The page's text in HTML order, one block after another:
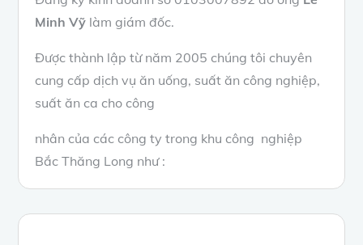
Minh Vỹ làm giám đốc.
Được thành lập từ năm 2005 chúng tôi chuyên
cung cấp dịch vụ ăn uống, suất ăn công nghiệp,
suất ăn ca cho công
nhân của các công ty trong khu công nghiệp
Bắc Thăng Long như :